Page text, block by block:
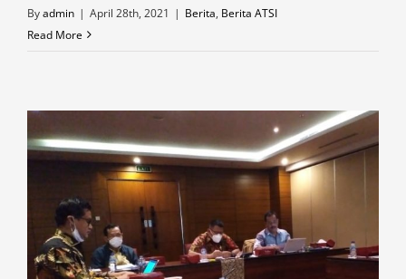
Byadmin | April 28th, 2021 | Berita, Berita ATSI
Read More